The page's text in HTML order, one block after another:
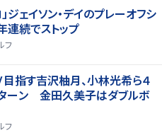
ジェイソン・デイのプレーオフシ
連続でストップ
フ
目指す吉沢柚月、小林光希ら４
ーン 金田久美子はダブルボ
フ